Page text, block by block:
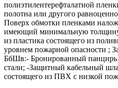
полиэтилентерефталатной
полотна или другого
Поверх обмотки пленками
имеющий минимальную
из пластика состоящего из
уровнем пожарной опасности ;
БбШв:- Бронированный панцирь
стали; -Защитный кабельный
состоящего из ПВХ с низкой